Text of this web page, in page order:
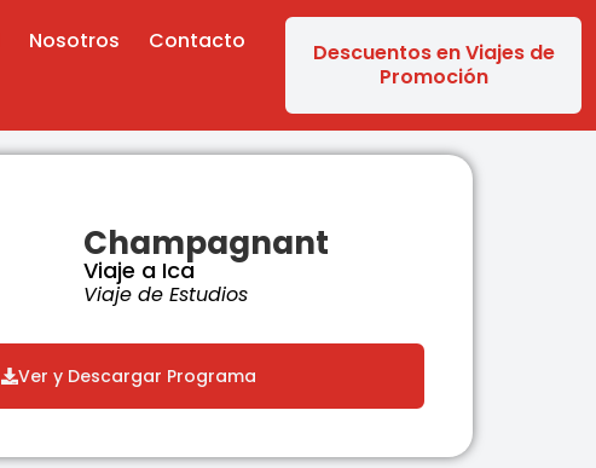
Nosotros Contacto
Descuentos en Viajes de
Promoción
Champagnant
Viaje a Ica
Viaje de Estudios
Ver y Descargar Programa